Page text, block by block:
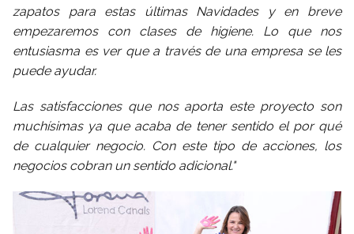
zapatos para estas últimas Navidades y en breve
empezaremos con clases de higiene. Lo que nos
entusiasma es ver que a través de una empresa se les
puede ayudar.
Las satisfacciones que nos aporta este proyecto son
muchísimas ya que acaba de tener sentido el por qué
de cualquier negocio. Con este tipo de acciones, los
negocios cobran un sentido adicional."